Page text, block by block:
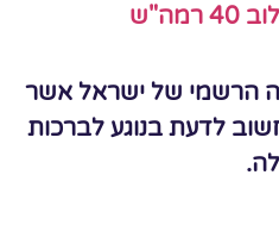
רמה"ש
הרשמי של ישראל אשר
לדעת בנוגע לברכות